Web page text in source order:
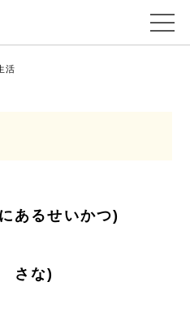
活
あるせいかつ)
さな)